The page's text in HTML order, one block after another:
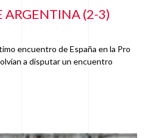
(2-3)
encuentro de España en la Pro
a disputar un encuentro